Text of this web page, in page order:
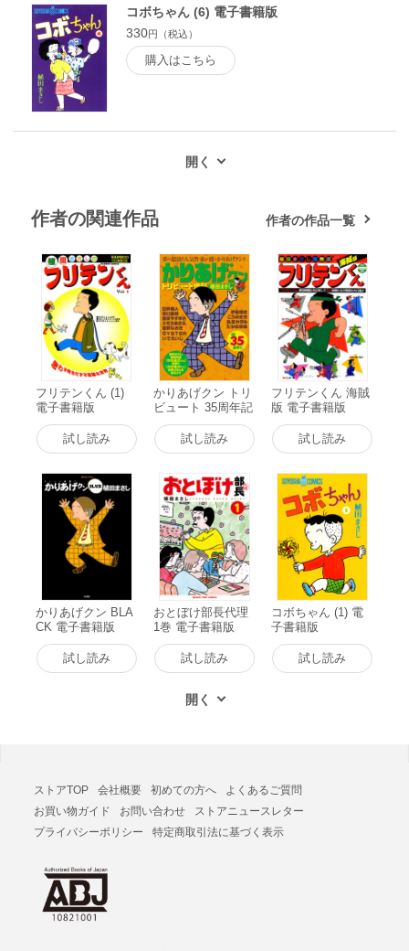
コボちゃん (6) 電子書籍版
330円（税込）
購入はこちら
作者の関連作品 作者の作品一覧
フリテンくん (1)
電子書籍版
試し読み
かりあげクン トリ
ビュート 35周年記
念復刻版 電子書籍
版
試し読み
フリテンくん 海賊
版 電子書籍版
試し読み
かりあげクン BLA
CK 電子書籍版
試し読み
おとぼけ部長代理
1巻 電子書籍版
試し読み
コボちゃん (1) 電
子書籍版
試し読み
ストアTOP 会社概要 初めての方へ
よくあるご質問
お買い物ガイド
お問い合わせ
ストアニュースレター
プライバシーポリシー
特定商取引法に基づく表示